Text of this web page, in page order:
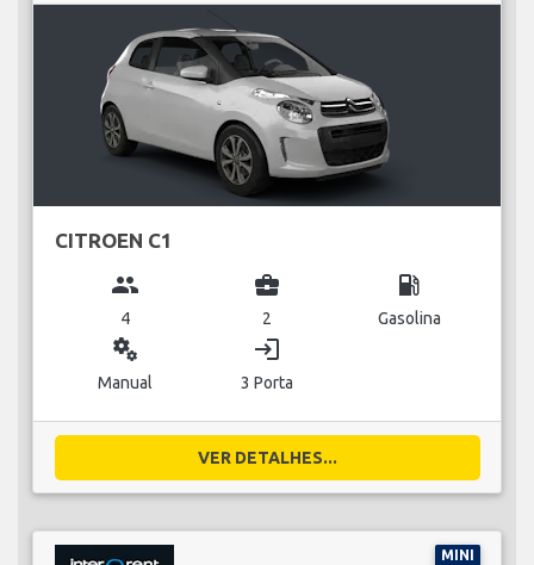
CITROEN C1
group
4
business_center
2
local_gas_station
Gasolina
miscellaneous_services
Manual
login
3 Porta
VER DETALHES...
MINI